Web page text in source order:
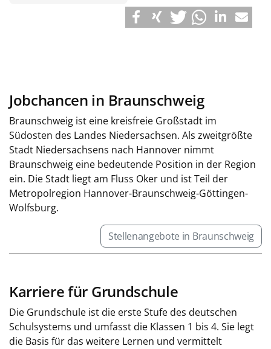
Jobchancen in Braunschweig
Braunschweig ist eine kreisfreie Großstadt im
Südosten des Landes Niedersachsen. Als zweitgrößte
Stadt Niedersachsens nach Hannover nimmt
Braunschweig eine bedeutende Position in der Region
ein. Die Stadt liegt am Fluss Oker und ist Teil der
Metropolregion Hannover-Braunschweig-Göttingen-
Wolfsburg.
Stellenangebote in Braunschweig
Karriere für Grundschule
Die Grundschule ist die erste Stufe des deutschen
Schulsystems und umfasst die Klassen 1 bis 4. Sie legt
die Basis für das weitere Lernen und vermittelt